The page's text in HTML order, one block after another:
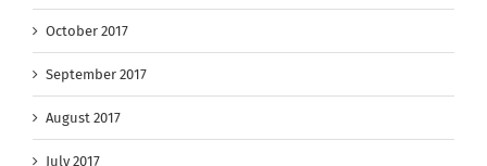
October 2017
September 2017
August 2017
July 2017